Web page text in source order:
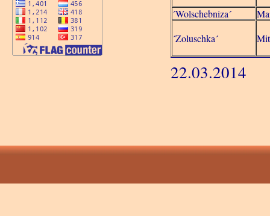
´Wolschebniza´
´Zoluschka´
22.03.2014